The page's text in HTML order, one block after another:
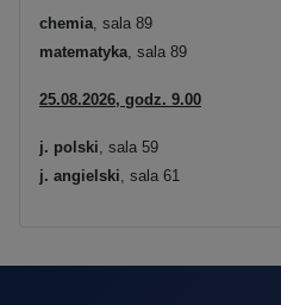
chemia , sala 89
matematyka , sala 89
25.08.2026, godz. 9.00
j. polski , sala 59
j. angielski , sala 61